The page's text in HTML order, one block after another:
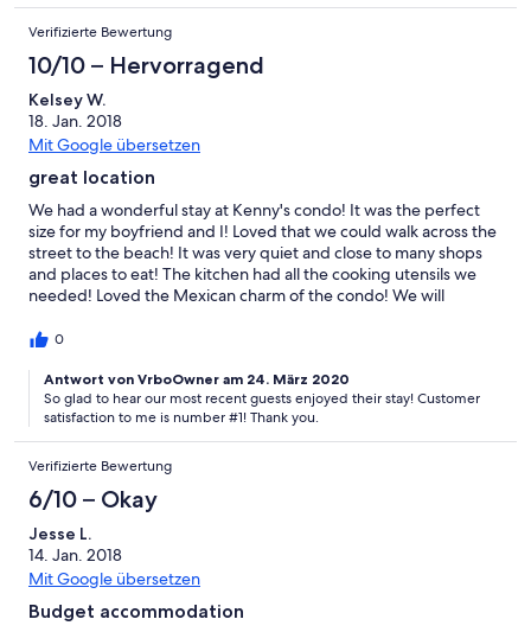
Verifizierte Bewertung
10/10 – Hervorragend
Kelsey W.
18. Jan. 2018
Mit Google übersetzen
great location
We had a wonderful stay at Kenny's condo! It was the perfect
size for my boyfriend and I! Loved that we could walk across the
street to the beach! It was very quiet and close to many shops
and places to eat! The kitchen had all the cooking utensils we
needed! Loved the Mexican charm of the condo! We will
0
Antwort von VrboOwner am 24. März 2020
So glad to hear our most recent guests enjoyed their stay! Customer
satisfaction to me is number #1! Thank you.
Verifizierte Bewertung
6/10 – Okay
Jesse L.
14. Jan. 2018
Mit Google übersetzen
Budget accommodation